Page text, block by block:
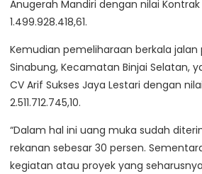
Anugerah Mandiri dengan nilai Kontrak
1.499.928.418,61.
Kemudian pemeliharaan berkala jalan
Sinabung, Kecamatan Binjai Selatan,
CV Arif Sukses Jaya Lestari dengan
2.511.712.745,10.
“Dalam hal ini uang muka sudah
rekanan sebesar 30 persen.
kegiatan atau proyek yang